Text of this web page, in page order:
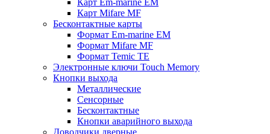
Карт Em-marine EM
Карт Mifare MF
Бесконтактные карты
Формат Em-marine EM
Формат Mifare MF
Формат Temic TE
Электронные ключи Touch Memory
Кнопки выхода
Металлические
Сенсорные
Бесконтактные
Кнопки аварийного выхода
Доводчики дверные